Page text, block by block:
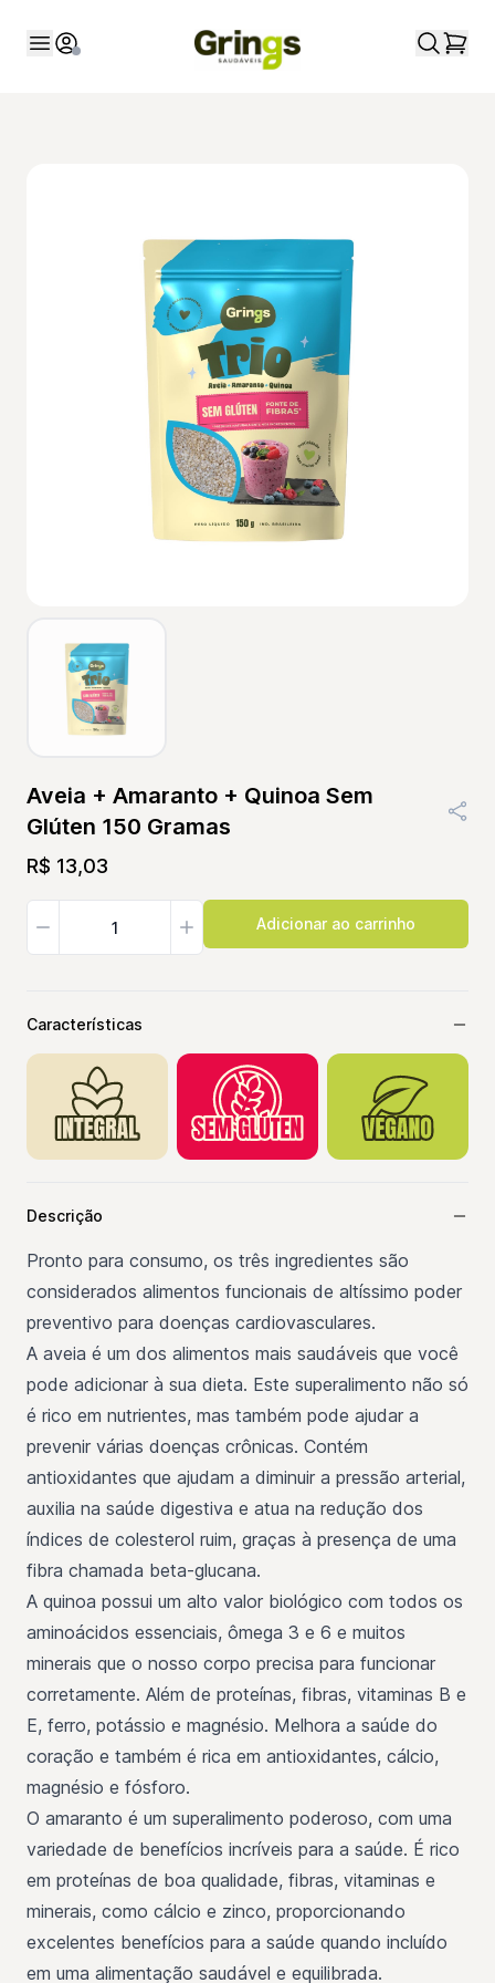
Aveia + Amaranto + Quinoa Sem
Glúten 150 Gramas
R$ 13,03
Características
Descrição
Pronto para consumo, os três ingredientes são
considerados alimentos funcionais de altíssimo poder
preventivo para doenças cardiovasculares.
A aveia é um dos alimentos mais saudáveis que você
pode adicionar à sua dieta. Este superalimento não só
é rico em nutrientes, mas também pode ajudar a
prevenir várias doenças crônicas. Contém
antioxidantes que ajudam a diminuir a pressão arterial,
auxilia na saúde digestiva e atua na redução dos
índices de colesterol ruim, graças à presença de uma
fibra chamada beta-glucana.
A quinoa possui um alto valor biológico com todos os
aminoácidos essenciais, ômega 3 e 6 e muitos
minerais que o nosso corpo precisa para funcionar
corretamente. Além de proteínas, fibras, vitaminas B e
E, ferro, potássio e magnésio. Melhora a saúde do
coração e também é rica em antioxidantes, cálcio,
magnésio e fósforo.
O amaranto é um superalimento poderoso, com uma
variedade de benefícios incríveis para a saúde. É rico
em proteínas de boa qualidade, fibras, vitaminas e
minerais, como cálcio e zinco, proporcionando
excelentes benefícios para a saúde quando incluído
em uma alimentação saudável e equilibrada.